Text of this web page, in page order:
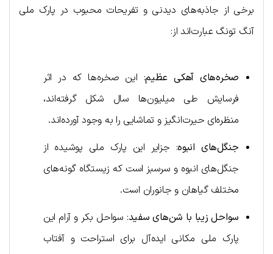
برخی از جاذبه‌های دیدنی و تفریحات محبوب در پارک ملی
آنگ تونگ عبارت‌اند از:
صخره‌های آهکی عظیم: این صخره‌ها که در اثر
فرسایش طی میلیون‌ها سال شکل گرفته‌اند،
منظره‌ای حیرت‌انگیز و تماشایی را به وجود آورده‌اند.
جنگل‌های انبوه: جزایر این پارک ملی پوشیده از
جنگل‌های انبوه و سرسبز است که زیستگاه گونه‌های
مختلف گیاهان و جانوران است.
سواحل زیبا با شن‌های سفید: سواحل بکر و آرام این
پارک ملی مکانی ایده‌آل برای استراحت و آفتاب